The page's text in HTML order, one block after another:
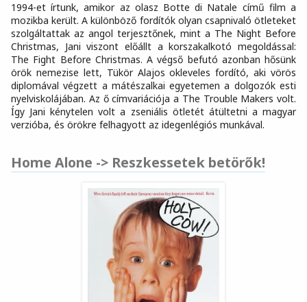
1994-et írtunk, amikor az olasz Botte di Natale című film a
mozikba került. A különböző fordítók olyan csapnivaló ötleteket
szolgáltattak az angol terjesztőnek, mint a The Night Before
Christmas, Jani viszont előállt a korszakalkotó megoldással:
The Fight Before Christmas. A végső befutó azonban hősünk
örök nemezise lett, Tükör Alajos okleveles fordító, aki vörös
diplomával végzett a mátészalkai egyetemen a dolgozók esti
nyelviskolájában. Az ő címvariációja a The Trouble Makers volt.
Így Jani kénytelen volt a zseniális ötletét átültetni a magyar
verzióba, és örökre felhagyott az idegenlégiós munkával.
Home Alone -> Reszkessetek betörők!